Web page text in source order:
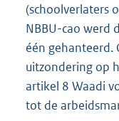
(schoolverlaters
NBBU-cao werd
één gehanteerd.
uitzondering op
artikel 8 Waadi
tot de